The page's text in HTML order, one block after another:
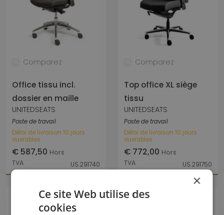
Comparez
Office tissu incl.
dossier en maille
UNITEDSEATS
Poste de travail
Délai de livraison 10 jours
ouvrables
€ 587,50 Hors
TVA
US.291740
Comparez
Top office XL siège
tissu
UNITEDSEATS
Poste de travail
Délai de livraison 10 jours
ouvrables
€ 772,00 Hors
TVA
US.291750
×
Ce site Web utilise des
cookies